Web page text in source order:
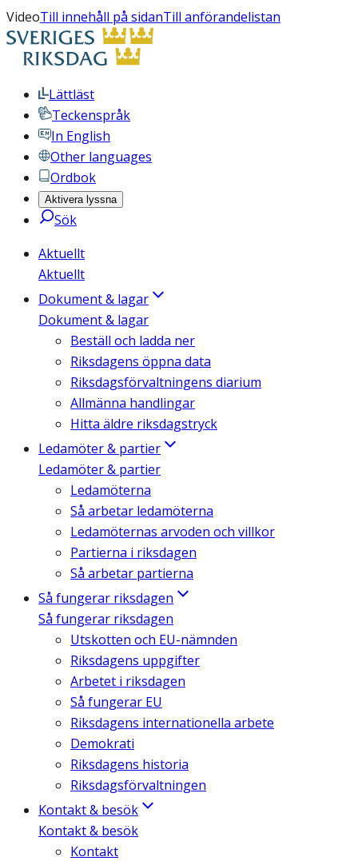
VideoTill innehåll på sidanTill anförandelistan
Lättläst
Teckenspråk
In English
Other languages
Ordbok
Aktivera lyssna
Sök
Aktuellt
Aktuellt
Dokument & lagar
Dokument & lagar
Beställ och ladda ner
Riksdagens öppna data
Riksdagsförvaltningens diarium
Allmänna handlingar
Hitta äldre riksdagstryck
Ledamöter & partier
Ledamöter & partier
Ledamöterna
Så arbetar ledamöterna
Ledamöternas arvoden och villkor
Partierna i riksdagen
Så arbetar partierna
Så fungerar riksdagen
Så fungerar riksdagen
Utskotten och EU-nämnden
Riksdagens uppgifter
Arbetet i riksdagen
Så fungerar EU
Riksdagens internationella arbete
Demokrati
Riksdagens historia
Riksdagsförvaltningen
Kontakt & besök
Kontakt & besök
Kontakt